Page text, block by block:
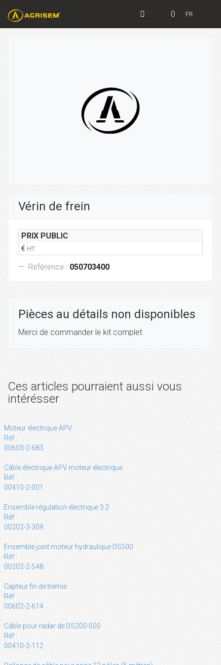
0 FR
Vérin de frein
PRIX PUBLIC
€ HT
Référence : 050703400
Pièces au détails non disponibles
Merci de commander le kit complet
Ces articles pourraient aussi vous
intérésser
Moteur électrique APV
Réf :
00603-2-683
Câble électrique APV moteur électrique
Réf :
00410-2-001
Ensemble régulation électrique 3.2
Réf :
00202-3-309
Ensemble joint moteur hydraulique DS500
Réf :
00202-2-548
Capteur fin de trémie
Réf :
00602-2-614
Câble pour radar de DS200-500
Réf :
00410-2-112